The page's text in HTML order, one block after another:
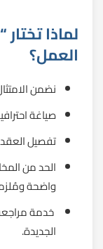
لماذا
العمل؟
نضمن
صياغة
تفصيل
الحد من
واضحة
خدمة
الجديدة.